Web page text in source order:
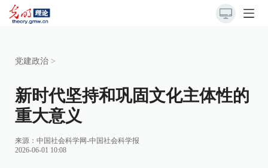
党建政治 >
新时代坚持和巩固文化主体性的
重大意义
来源： 中国社会科学网-中国社会科学报
2026-06-01 10:08